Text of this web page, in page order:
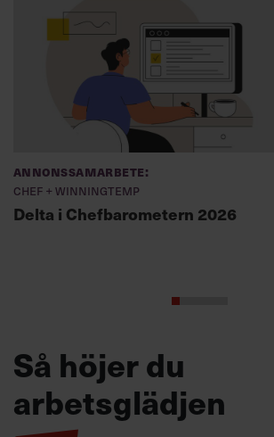
Annonssamarbete:
Chef + Winningtemp
Delta i Chefbarometern 2026
Så höjer du
arbetsglädjen